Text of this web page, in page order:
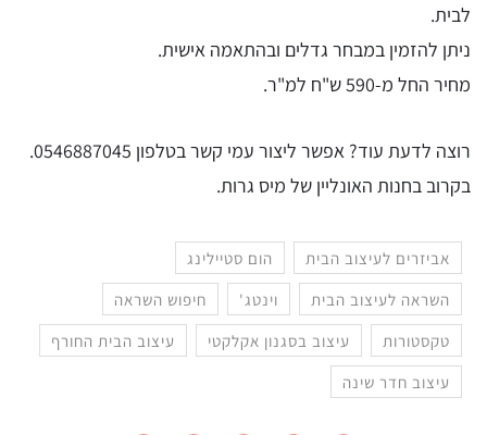
לבית.
ניתן להזמין במבחר גדלים ובהתאמה אישית.
מחיר החל מ-590 ש"ח למ"ר.
רוצה לדעת עוד? אפשר ליצור עמי קשר בטלפון 0546887045.
בקרוב בחנות האונליין של מיס גרות.
אביזרים לעיצוב הבית
הום סטיילינג
השראה לעיצוב הבית
וינטג'
חיפוש השראה
טקסטורות
עיצוב בסגנון אקלקטי
עיצוב הבית החורף
עיצוב חדר שינה